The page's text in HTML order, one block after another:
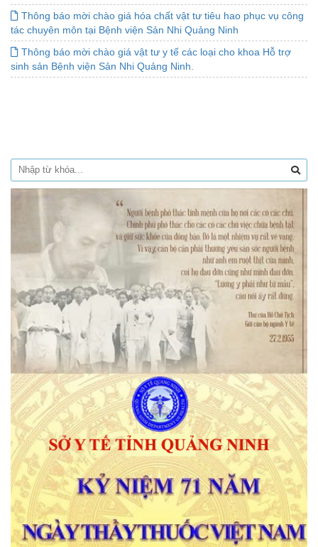
Thông báo mời chào giá hóa chất vật tư tiêu hao phục vụ công
tác chuyên môn tại Bệnh viện Sản Nhi Quảng Ninh
Thông báo mời chào giá vật tư y tế các loại cho khoa Hỗ trợ
sinh sản Bệnh viện Sản Nhi Quảng Ninh.